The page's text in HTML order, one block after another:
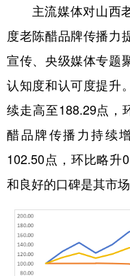
主流媒体对山西老
度老陈醋品牌传播力
宣传、央级媒体专题
认知度和认可度提升
续走高至188.29点，
醋品牌传播力持续
102.50点，环比略升
和良好的口碑是其市